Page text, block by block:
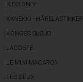
KIDS ONLY
KKNEKKI - HÅRELASTIKKER
KONGES SLØJD
LACOSTE
LE MINI MACARON
LES DEUX